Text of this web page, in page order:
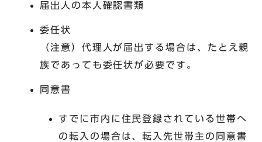
届出人の本人確認書類
委任状
（注意）代理人が届出する場合は、たとえ親
族であっても委任状が必要です。
同意書
すでに市内に住民登録されている世帯へ
の転入の場合は、転入先世帯主の同意書